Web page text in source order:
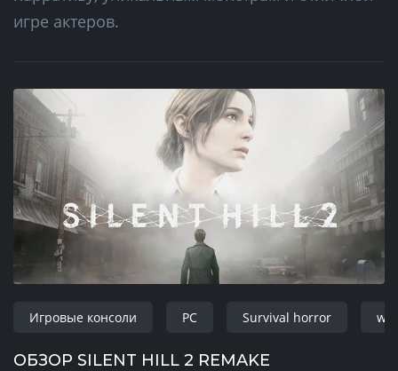
игре актеров.
Игровые консоли PC Survival horror
ОБЗОР SILENT HILL 2 REMAKE